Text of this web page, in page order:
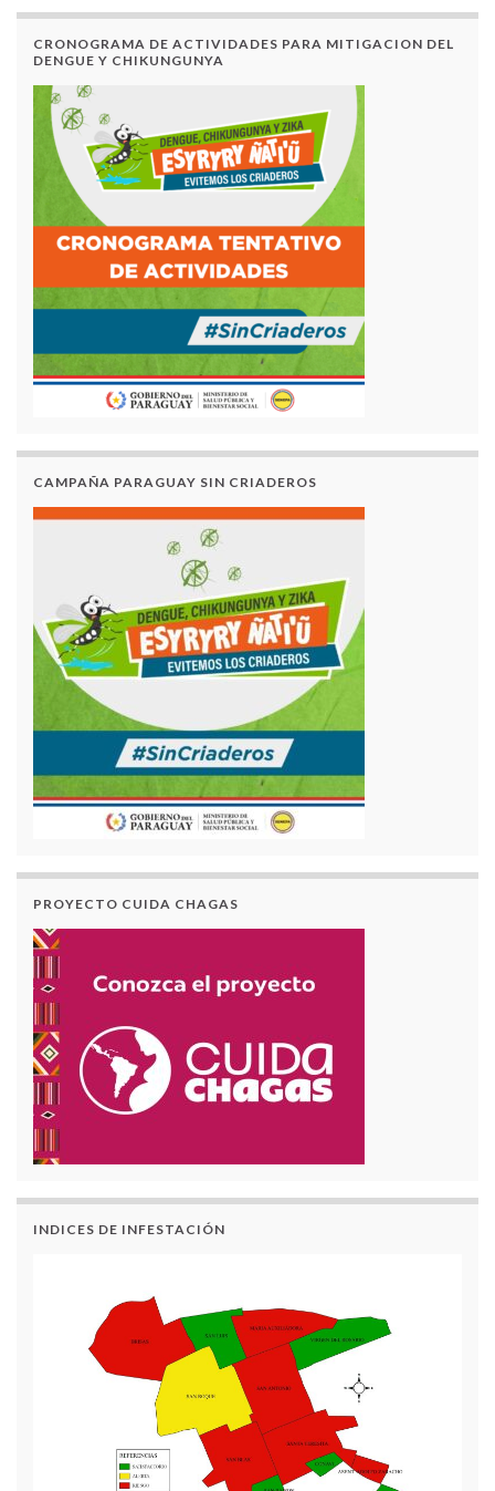
CRONOGRAMA DE ACTIVIDADES PARA MITIGACION DEL
DENGUE Y CHIKUNGUNYA
CAMPAÑA PARAGUAY SIN CRIADEROS
PROYECTO CUIDA CHAGAS
INDICES DE INFESTACIÓN